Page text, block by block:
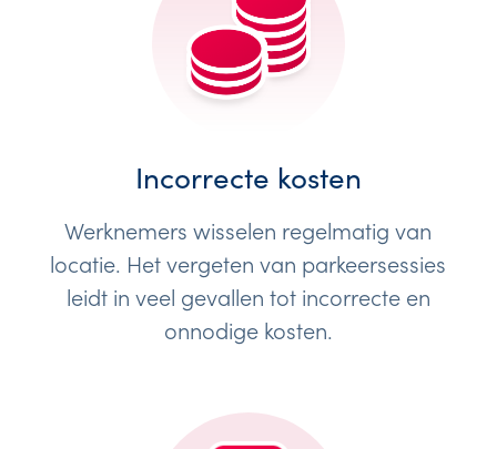
Incorrecte kosten
Werknemers wisselen regelmatig van
locatie. Het vergeten van parkeersessies
leidt in veel gevallen tot incorrecte en
onnodige kosten.